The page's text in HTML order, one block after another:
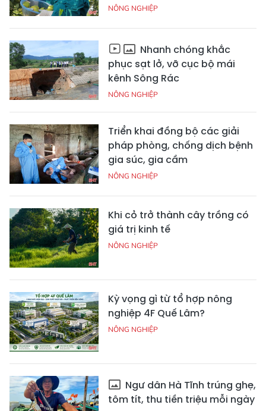
NÔNG NGHIỆP
Nhanh chóng khắc
phục sạt lở, vỡ cục bộ mái
kênh Sông Rác
NÔNG NGHIỆP
Triển khai đồng bộ các giải
pháp phòng, chống dịch bệnh
gia súc, gia cầm
NÔNG NGHIỆP
Khi cỏ trở thành cây trồng có
giá trị kinh tế
NÔNG NGHIỆP
Kỳ vọng gì từ tổ hợp nông
nghiệp 4F Quế Lâm?
NÔNG NGHIỆP
Ngư dân Hà Tĩnh trúng ghẹ,
tôm tít, thu tiền triệu mỗi ngày